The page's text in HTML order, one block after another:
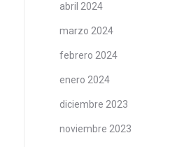
abril 2024
marzo 2024
febrero 2024
enero 2024
diciembre 2023
noviembre 2023